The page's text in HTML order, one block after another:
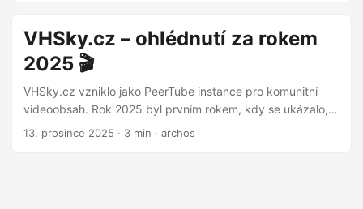
sledování živého přenosu lze stream pozastavit a po
návratu pokračovat od místa, kde jsi přestal. Pokud jsi část
propásl, můžeš si ji dohnat. Ořez videa V editoru (Studio)
začátek a konec segmentu. ...
VHSky.cz – ohlédnutí za rokem
2025 🎬
VHSky.cz vzniklo jako PeerTube instance pro komunitní
videoobsah. Rok 2025 byl prvním rokem, kdy se ukázalo,
že má smysl projekt dělat dál. Proč vlastně PeerTube? 🤔
13. prosince 2025 · 3 min · archos